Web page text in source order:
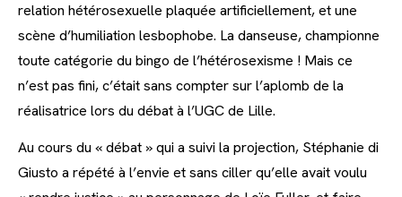
relation hétérosexuelle plaquée artificiellement, et une
scène d’humiliation lesbophobe. La danseuse, championne
toute catégorie du bingo de l’hétérosexisme ! Mais ce
n’est pas fini, c’était sans compter sur l’aplomb de la
réalisatrice lors du débat à l’UGC de Lille.
Au cours du « débat » qui a suivi la projection, Stéphanie di
Giusto a répété à l’envie et sans ciller qu’elle avait voulu